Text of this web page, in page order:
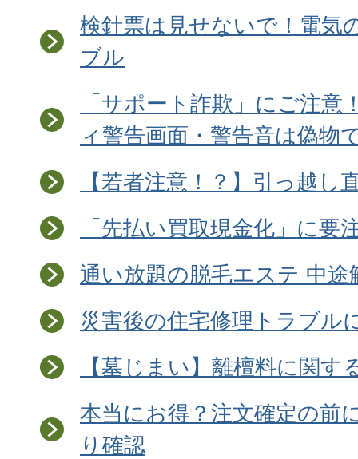
検針票は見せないで！電気
ブル
「サポート詐欺」にご注
ィ警告画面・警告音は偽物
【若者注意！？】引っ越し
「先払い買取現金化」に要
通い放題の脱毛エステ 中途
災害後の住宅修理トラブル
【墓じまい】離檀料に関
本当にお得？注文確定の前
り確認